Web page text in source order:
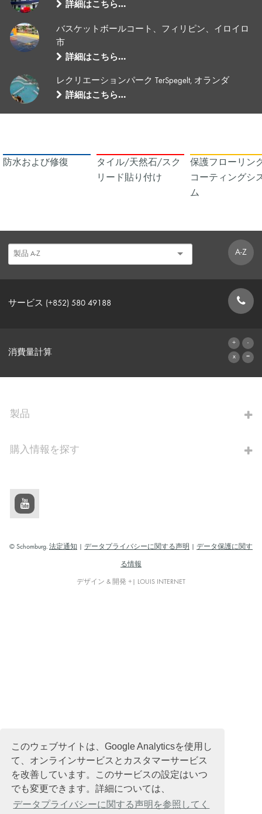
このウェブサイトは、Google Analyticsを使用し
て、オンラインサービスとカスタマーサービス
を改善しています。このサービスの設定はいつ
でも変更できます。詳細については、
データプライバシーに関する声明を参照してく
詳細はこちら…
バスケットボールコート、フィリピン、イロイロ
市
詳細はこちら…
レクリエーションパーク TerSpegelt, オランダ
詳細はこちら…
防水および修復
タイル/天然石/スク
リード貼り付け
保護フローリン
コーティングシ
ム
A-Z
サービス (+852) 580 49188
消費量計算
製品
購入情報を探す
© Schomburg. 法定通知 データプライバシーに関する声明 データ保護に関す
る情報
デザイン & 開発 +| LOUIS INTERNET